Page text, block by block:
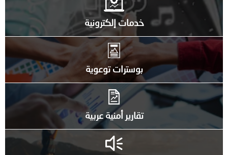
خدمات إلكترونية
بوسترات توعوية
تقارير أمنية عربية